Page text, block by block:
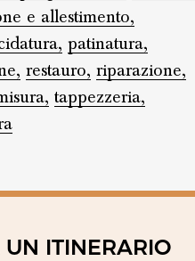
e allestimento,
patinatura,
restauro, riparazione,
tappezzeria,
ITINERARIO